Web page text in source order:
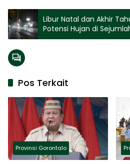
Libur Natal dan Akhir
Potensi Hujan di
Pos Terkait
Provinsi Gorontalo